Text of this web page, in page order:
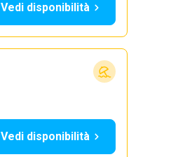
Vedi disponibilità
Vedi disponibilità